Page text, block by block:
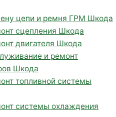
цепи и ремня ГРМ Шкода
сцепления Шкода
двигателя Шкода
и ремонт
Шкода
топливной системы
системы охлаждения